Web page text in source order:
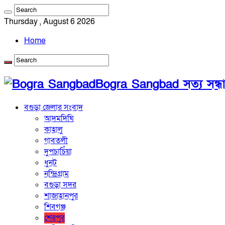
Thursday , August 6 2026
Home
Bogra Sangbad সত্য
বগুড়া জেলার সংবাদ
আদমদিঘি
কাহালু
গাবতলী
দুপচাচিঁয়া
ধুনট
নন্দ্রিগ্রাম
বগুড়া সদর
শাজাহানপুর
শিবগঞ্জ
শেরপুর